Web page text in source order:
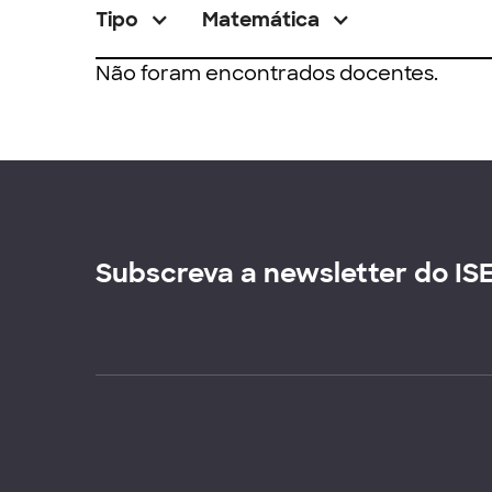
Tipo Matemática
Não foram encontrados docentes.
Subscreva a newsletter do